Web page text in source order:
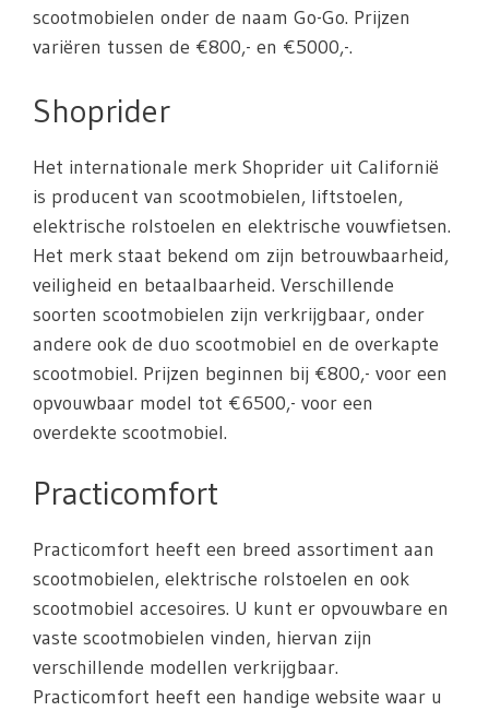
scootmobielen onder de naam Go-Go. Prijzen
variëren tussen de €800,- en €5000,-.
Shoprider
Het internationale merk Shoprider uit Californië
is producent van scootmobielen, liftstoelen,
elektrische rolstoelen en elektrische vouwfietsen.
Het merk staat bekend om zijn betrouwbaarheid,
veiligheid en betaalbaarheid. Verschillende
soorten scootmobielen zijn verkrijgbaar, onder
andere ook de duo scootmobiel en de overkapte
scootmobiel. Prijzen beginnen bij €800,- voor een
opvouwbaar model tot €6500,- voor een
overdekte scootmobiel.
Practicomfort
Practicomfort heeft een breed assortiment aan
scootmobielen, elektrische rolstoelen en ook
scootmobiel accesoires. U kunt er opvouwbare en
vaste scootmobielen vinden, hiervan zijn
verschillende modellen verkrijgbaar.
Practicomfort heeft een handige website waar u